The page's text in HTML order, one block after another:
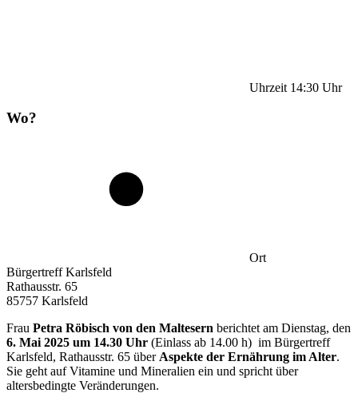
Uhrzeit 14:30 Uhr
Wo?
Ort
Bürgertreff Karlsfeld
Rathausstr. 65
85757 Karlsfeld
Frau Petra Röbisch von den Maltesern berichtet am Dienstag, den
6. Mai 2025 um 14.30 Uhr (Einlass ab 14.00 h) im Bürgertreff
Karlsfeld, Rathausstr. 65 über Aspekte der Ernährung im Alter.
Sie geht auf Vitamine und Mineralien ein und spricht über
altersbedingte Veränderungen.